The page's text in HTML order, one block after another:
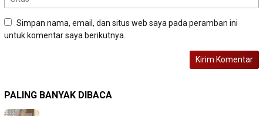
Simpan nama, email, dan situs web saya pada peramban ini
untuk komentar saya berikutnya.
PALING BANYAK DIBACA